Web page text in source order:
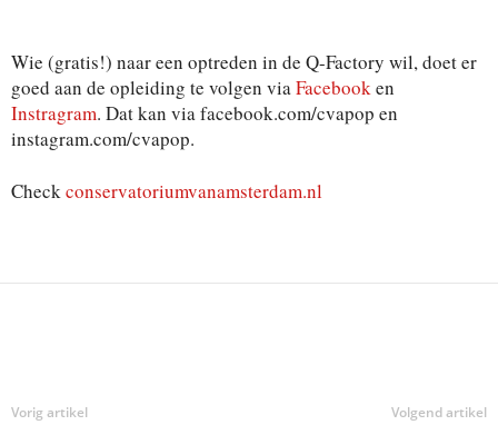
Wie (gratis!) naar een optreden in de Q-Factory wil, doet er
goed aan de opleiding te volgen viaFacebooken
Instragram. Dat kan via facebook.com/cvapop en
instagram.com/cvapop.
Checkconservatoriumvanamsterdam.nl
Vorig artikel Volgend artikel